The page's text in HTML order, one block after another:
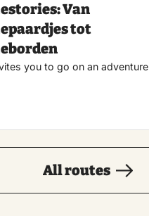
Van
tot
you to go on an adventure
All routes